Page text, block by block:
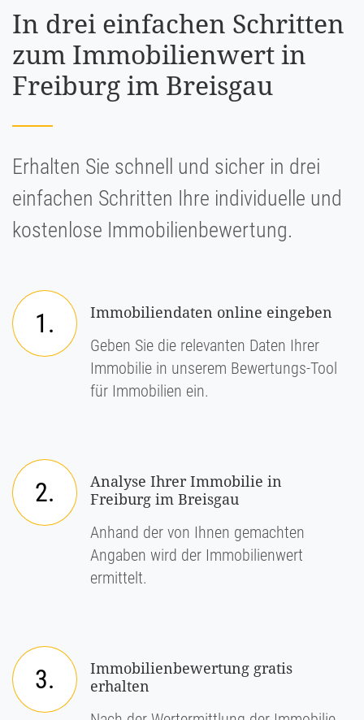
In drei einfachen Schritten
zum Immobilienwert in
Freiburg im Breisgau
Erhalten Sie schnell und sicher in drei
einfachen Schritten Ihre individuelle und
kostenlose Immobilienbewertung.
1.
Immobiliendaten online eingeben
Geben Sie die relevanten Daten Ihrer
Immobilie in unserem Bewertungs-Tool
für Immobilien ein.
2.
Analyse Ihrer Immobilie in
Freiburg im Breisgau
Anhand der von Ihnen gemachten
Angaben wird der Immobilienwert
ermittelt.
3.
Immobilienbewertung gratis
erhalten